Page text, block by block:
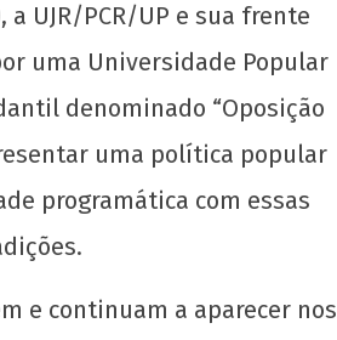
UJR/PCR/UP e sua frente
uma Universidade Popular
denominado “Oposição
uma política popular
programática com essas
e continuam a aparecer nos